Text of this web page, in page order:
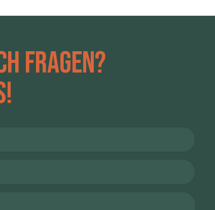
Fragen?